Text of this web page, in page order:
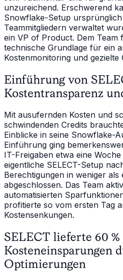
unzureichend. Erschwerend
Snowflake-Setup
Teammitgliedern verwaltet
ein VP of Product. Dem Team
technische Grundlage für ein
Kostenmonitoring und gezielte
Einführung von
Kostentransparenz
Mit ausufernden Kosten und
schwindenden Credits
Einblicke in seine Snowflake-
Einführung ging
IT-Freigaben etwa eine
eigentliche SELECT-Setup
Berechtigungen in weniger als
abgeschlossen. Das Team
automatisierten
profitierte so vom ersten Tag
Kostensenkungen.
SELECT lieferte 60 %
Kosteneinsparungen
Optimierungen